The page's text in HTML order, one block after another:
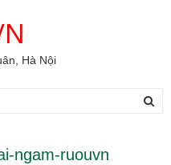
Hà Nội
ngam-ruouvn